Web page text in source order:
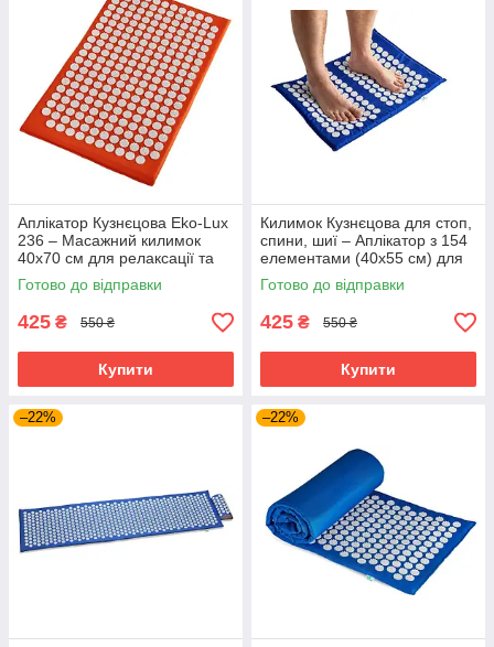
Аплікатор Кузнєцова Eko-Lux
236 – Масажний килимок
40x70 см для релаксації та
відновлення
Готово до відправки
425 ₴ 550 ₴
Купити
Килимок Кузнєцова для стоп,
спини, шиї – Аплікатор з 154
елементами (40x55 см) для
точкового масажу
Готово до відправки
425 ₴ 550 ₴
Купити
–22% –22%